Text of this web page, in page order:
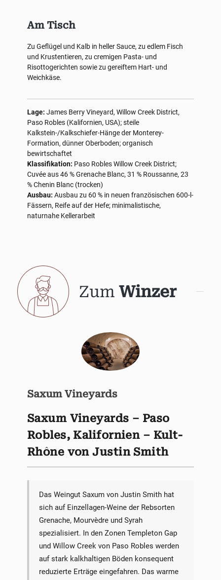
Am Tisch
Zu Geflügel und Kalb in heller Sauce, zu edlem Fisch
und Krustentieren, zu cremigen Pasta- und
Risottogerichten sowie zu gereiftem Hart- und
Weichkäse.
Lage: James Berry Vineyard, Willow Creek District,
Paso Robles (Kalifornien, USA); steile
Kalkstein-/Kalkschiefer-Hänge der Monterey-
Formation, dünner Oberboden; organisch
bewirtschaftet
Klassifikation: Paso Robles Willow Creek District;
Cuvée aus 46 % Grenache Blanc, 31 % Roussanne, 23
% Chenin Blanc (trocken)
Ausbau: Ausbau zu 60 % in neuen französischen 600-l-
Fässern, Reife auf der Hefe; minimalistische,
naturnahe Kellerarbeit
Zum Winzer
Saxum Vineyards
Saxum Vineyards – Paso
Robles, Kalifornien – Kult-
Rhône von Justin Smith
Das Weingut Saxum von Justin Smith hat
sich auf Einzellagen-Weine der Rebsorten
Grenache, Mourvèdre und Syrah
spezialisiert. In den Zonen Templeton Gap
und Willow Creek von Paso Robles werden
auf stark kalkhaltigen Böden konsequent
reduzierte Erträge eingefahren. Das warme